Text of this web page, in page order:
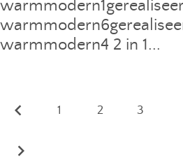
warmmodern4 2 in 1...
1 2 3